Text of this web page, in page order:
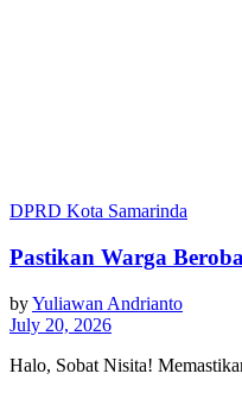
DPRD Kota Samarinda
Pastikan Warga
byYuliawan Andrianto
July 20, 2026
Halo, Sobat Nisita!